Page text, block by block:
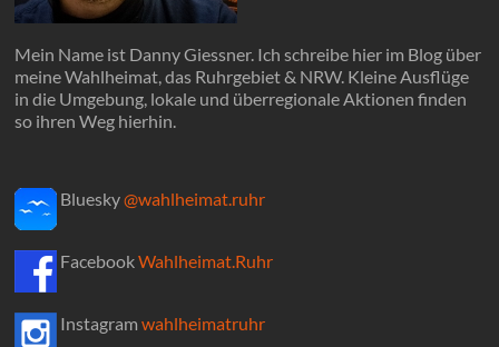
Mein Name ist Danny Giessner. Ich schreibe hier im Blog über
meine Wahlheimat, das Ruhrgebiet & NRW. Kleine Ausflüge
in die Umgebung, lokale und überregionale Aktionen finden
so ihren Weg hierhin.
Bluesky@wahlheimat.ruhr
FacebookWahlheimat.Ruhr
Instagramwahlheimatruhr